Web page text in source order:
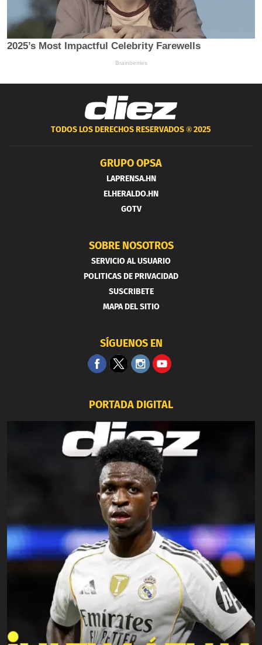
TODOS LOS DERECHOS RESERVADOS ®2025
GRUPO OPSA
LAPRENSA.HN
ELHERALDO.HN
GOTV
SOBRE NOSOTROS
SERVICIO AL USUARIO
POLITICAS DE PRIVACIDAD
SUSCRIBETE
MAPA DEL SITIO
SÍGUENOS EN
PORTADA DIGITAL